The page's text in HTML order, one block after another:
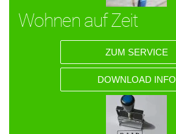
Wohnen auf Zeit
ZUM SERVICE
DOWNLOAD INFO